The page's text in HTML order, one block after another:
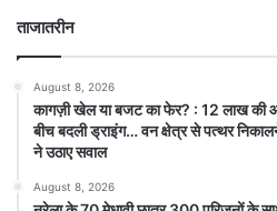
ताजातरीन
August 8, 2026
कागज़ी खेल या बजट का फेर? : 12 लाख की
बीच बदली ड्राइंग… वन क्षेत्र से पत्थर निकालने
ने उठाए सवाल
August 8, 2026